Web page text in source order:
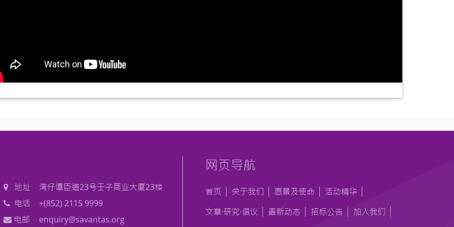
地址
湾仔谭臣道23号壬子商业大厦23楼
电话
+(852) 2115 9999
电邮
enquiry@savantas.org
网页导航
首页 关于我们 愿景及使命
活动精华
文章·研究·倡议
最新动态 招标公告
加入我们